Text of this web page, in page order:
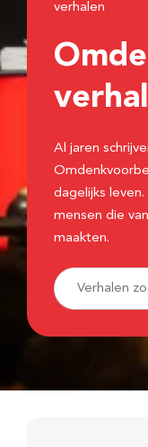
verhalen
Al jaren
dagelijks
mensen die
maakten.